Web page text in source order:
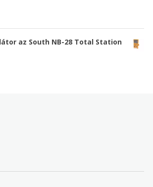
az South NB-28 Total Station